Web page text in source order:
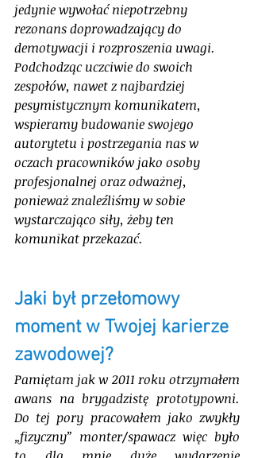
jedynie wywołać niepotrzebny
rezonans doprowadzający do
demotywacji i rozproszenia uwagi.
Podchodząc uczciwie do swoich
zespołów, nawet z najbardziej
pesymistycznym komunikatem,
wspieramy budowanie swojego
autorytetu i postrzegania nas w
oczach pracowników jako osoby
profesjonalnej oraz odważnej,
ponieważ znaleźliśmy w sobie
wystarczająco siły, żeby ten
komunikat przekazać.
Jaki był przełomowy
moment w Twojej karierze
zawodowej?
Pamiętam jak w 2011 roku otrzymałem
awans na brygadzistę prototypowni.
Do tej pory pracowałem jako zwykły
„fizyczny” monter/spawacz więc było